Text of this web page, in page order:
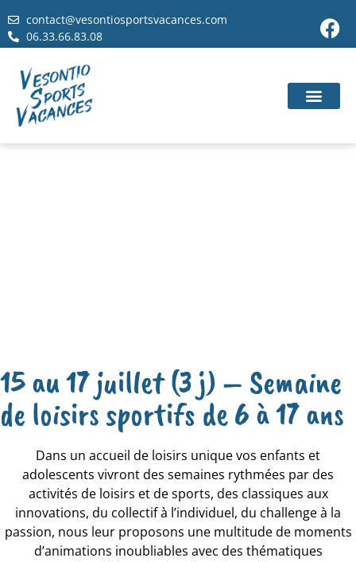
contact@vesontiosportsvacances.com
06.33.66.83.08
15 au 17 juillet (3 j) – Semaine
de loisirs sportifs de 6 à 17 ans
Dans un accueil de loisirs unique vos enfants et
adolescents vivront des semaines rythmées par des
activités de loisirs et de sports, des classiques aux
innovations, du collectif à l’individuel, du challenge à la
passion, nous leur proposons une multitude de moments
d’animations inoubliables avec des thématiques